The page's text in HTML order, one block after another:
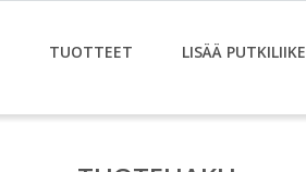
TUOTTEET LISÄÄ PUTKILIIKE